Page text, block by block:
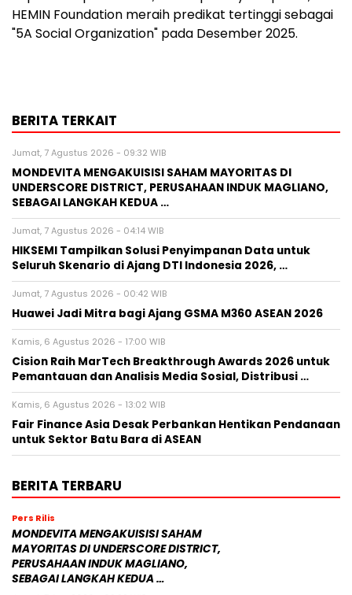
HEMIN Foundation meraih predikat tertinggi sebagai
"5A Social Organization" pada Desember 2025.
BERITA TERKAIT
Jumat, 7 Agustus 2026 - 09:32 WIB
MONDEVITA MENGAKUISISI SAHAM MAYORITAS DI
UNDERSCORE DISTRICT, PERUSAHAAN INDUK MAGLIANO,
SEBAGAI LANGKAH KEDUA …
Jumat, 7 Agustus 2026 - 04:14 WIB
HIKSEMI Tampilkan Solusi Penyimpanan Data untuk
Seluruh Skenario di Ajang DTI Indonesia 2026, …
Jumat, 7 Agustus 2026 - 00:42 WIB
Huawei Jadi Mitra bagi Ajang GSMA M360 ASEAN 2026
Kamis, 6 Agustus 2026 - 17:00 WIB
Cision Raih MarTech Breakthrough Awards 2026 untuk
Pemantauan dan Analisis Media Sosial, Distribusi …
Kamis, 6 Agustus 2026 - 13:02 WIB
Fair Finance Asia Desak Perbankan Hentikan Pendanaan
untuk Sektor Batu Bara di ASEAN
BERITA TERBARU
Pers Rilis
MONDEVITA MENGAKUISISI SAHAM
MAYORITAS DI UNDERSCORE DISTRICT,
PERUSAHAAN INDUK MAGLIANO,
SEBAGAI LANGKAH KEDUA …